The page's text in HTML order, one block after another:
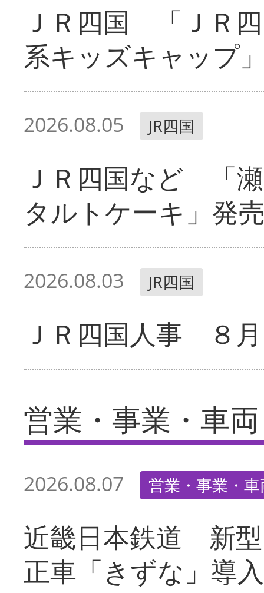
ＪＲ四国 「ＪＲ
系キッズキャップ
2026.08.05 JR四国
ＪＲ四国など 「
タルトケーキ」発
2026.08.03 JR四国
ＪＲ四国人事 ８
営業・事業・車両
2026.08.07 営業・事業・
近畿日本鉄道 新
正車「きずな」導入